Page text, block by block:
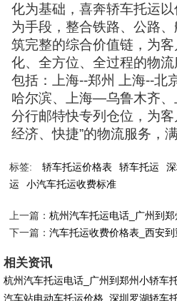
化为基础，喜奔轿车托运
为手段，整合铁路、公路
筑完整的综合价值链，为
化、全方位、全过程的物
包括：上海--郑州 上海--
哈尔滨、上海—乌鲁木齐
分行邮特快专列仓位，为客
经济、快捷”的物流服务，
标签: 轿车托运价格表 轿车托运
运
小汽车托运收费标准
上一篇：杭州汽车托运电话_广州到
下一篇：汽车托运收费价格表_西安
相关资讯
杭州汽车托运电话_广州到郑州小轿车
汽车站电动车托运价格_深圳罗湖轿车